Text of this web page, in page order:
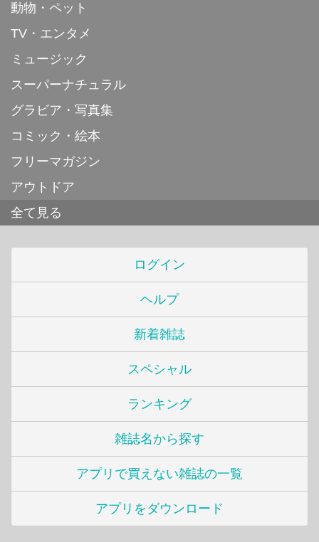
動物・ペット
TV・エンタメ
ミュージック
スーパーナチュラル
グラビア・写真集
コミック・絵本
フリーマガジン
アウトドア
全て見る
ログイン
ヘルプ
新着雑誌
スペシャル
ランキング
雑誌名から探す
アプリで買えない雑誌の一覧
アプリをダウンロード